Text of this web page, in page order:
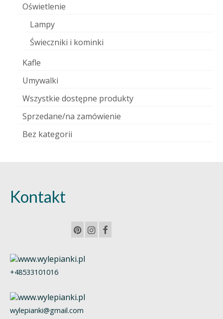
Oświetlenie
Lampy
Świeczniki i kominki
Kafle
Umywalki
Wszystkie dostępne produkty
Sprzedane/na zamówienie
Bez kategorii
Kontakt
+48533101016
wylepianki@gmail.com